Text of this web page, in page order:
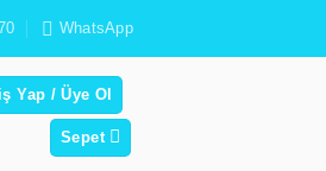
WhatsApp
Yap / Üye Ol
Sepet